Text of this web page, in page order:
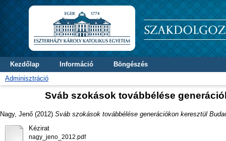
Kezdőlap Információ
Böngészés
Adminisztráció
Sváb szokások továbbélése
Nagy, Jenő (2012) Sváb szokások továbbélése generációkon keresztül
Kézirat
nagy_jeno_2012.pdf